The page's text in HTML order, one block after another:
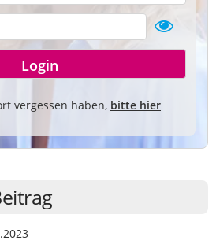
vergessen haben, bitte hier